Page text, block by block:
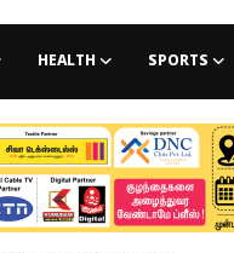
HEALTH SPORTS